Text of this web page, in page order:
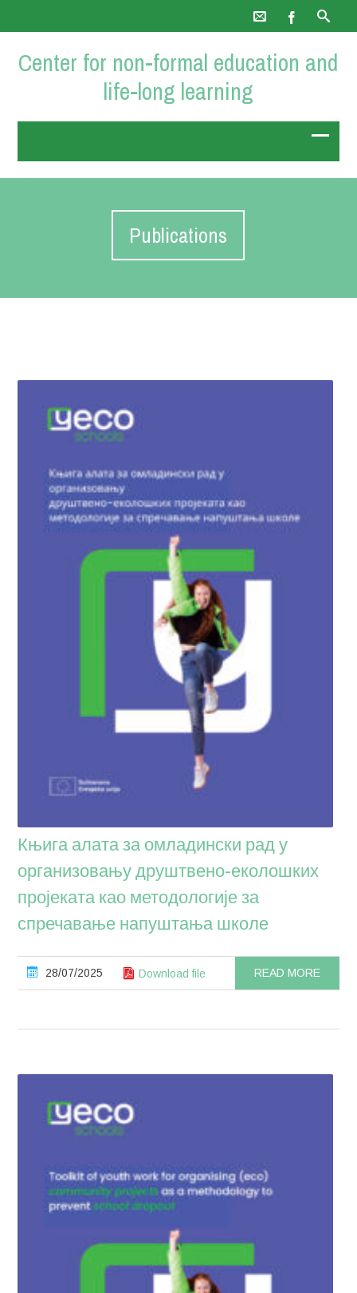
Center for non-formal education and
life-long learning
Publications
Књига алата за омладински рад у
организовању друштвено-еколошких
пројеката као методологије за
спречавање напуштања школе
28/07/2025 Download file READ MORE